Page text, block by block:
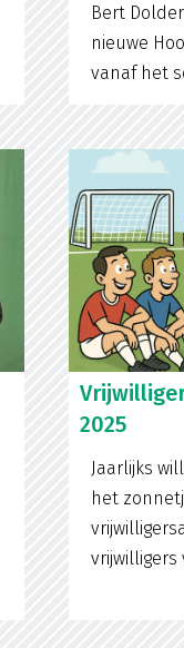
Bert
nieuwe
vanaf het
2025
Jaarlijks
het
vrijwilligers